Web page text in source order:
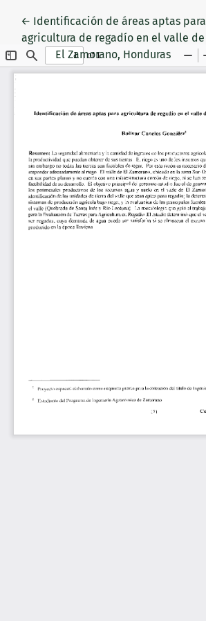
← Volver a los detalles del artículo
Identificación de áreas aptas para
agricultura de regadío en el valle de
El Zamorano, Honduras